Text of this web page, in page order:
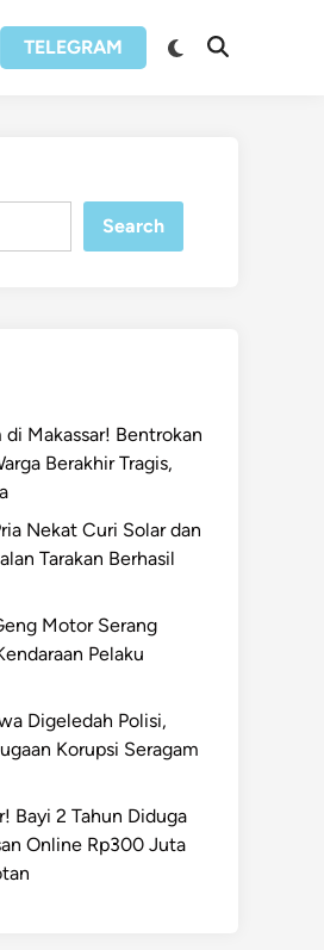
TELEGRAM
Switch
Open
Search
Makassar! Bentrokan
Berakhir Tragis,
Nekat Curi Solar dan
Tarakan Berhasil
Motor Serang
Pelaku
Digeledah Polisi,
Korupsi Seragam
Bayi 2 Tahun Diduga
Online Rp300 Juta